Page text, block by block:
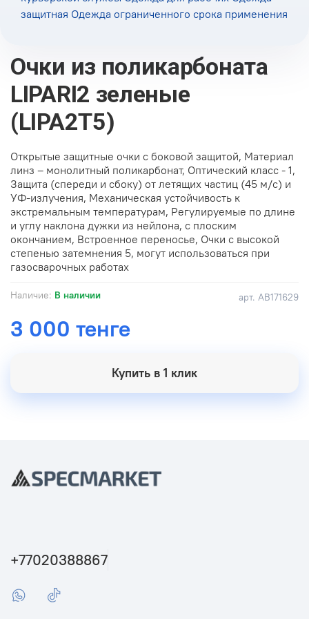
арт. АВ171629
Наличие: В наличии
Очки из поликарбоната
LIPARI2 зеленые
(LIPA2T5)
3 000 тенге
Купить в 1 клик
Открытые защитные очки с боковой защитой, Материал
линз – монолитный поликарбонат, Оптический класс - 1,
Защита (спереди и сбоку) от летящих частиц (45 м/с) и
УФ-излучения, Механическая устойчивость к
экстремальным температурам, Регулируемые по длине
и углу наклона дужки из нейлона, с плоским
окончанием, Встроенное переносье, Очки с высокой
степенью затемнения 5, могут использоваться при
газосварочных работах
+77020388867